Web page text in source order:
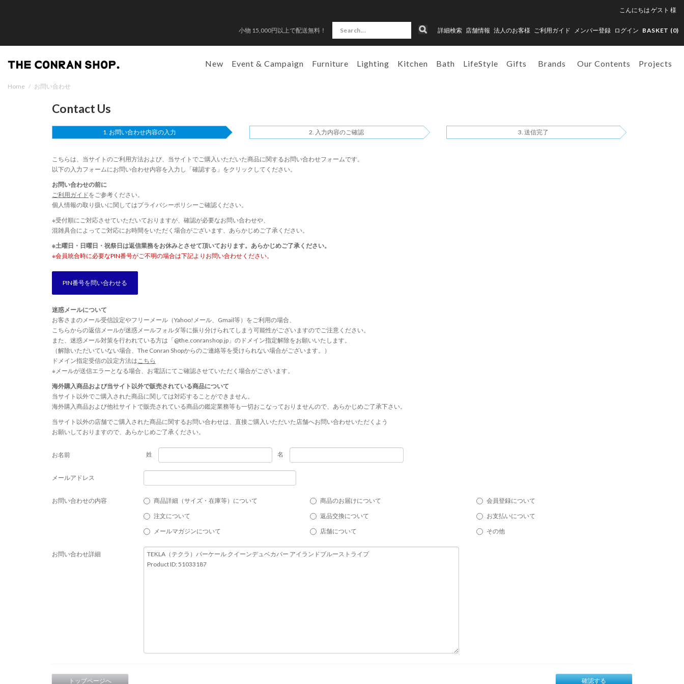
こんにちは ゲスト 様
小物 15,000円以上で配送無料！ 詳細検索 店舗情報 法人のお客様 ご利用ガイド メンバー登録 ログイン BASKET (0)
New Event & Campaign Furniture Lighting Kitchen Bath LifeStyle Gifts Brands Our Contents Projects
Home / お問い合わせ
Contact Us
お問い合わせ内容の入力 入力内容のご確認 送信完了
こちらは、当サイトのご利用方法および、当サイトでご購入いただいた商品に関するお問い合わせフォームです。
以下の入力フォームにお問い合わせ内容を入力し「確認する」をクリックしてください。
お問い合わせの前に
ご利用ガイドをご参考ください。
個人情報の取り扱いに関してはプライバシーポリシーご確認ください。
※受付順にご対応させていただいておりますが、確認が必要なお問い合わせや、
混雑具合によってご対応にお時間をいただく場合がございます、あらかじめご了承ください。
※土曜日・日曜日・祝祭日は返信業務をお休みとさせて頂いております。あらかじめご了承ください。
※会員統合時に必要なPIN番号がご不明の場合は下記よりお問い合わせください。
PIN番号を問い合わせる
迷惑メールについて
お客さまのメール受信設定やフリーメール（Yahoo!メール、Gmail等）をご利用の場合、
こちらからの返信メールが迷惑メールフォルダ等に振り分けられてしまう可能性がございますのでご注意ください。
また、迷惑メール対策を行われている方は「@the.conranshop.jp」のドメイン指定解除をお願いいたします。
（解除いただいていない場合、The Conran Shopからのご連絡等を受けられない場合がございます。）
ドメイン指定受信の設定方法はこちら
※メールが送信エラーとなる場合、お電話にてご確認させていただく場合がございます。
海外購入商品および当サイト以外で販売されている商品について
当サイト以外でご購入された商品に関しては対応することができません。
海外購入商品および他社サイトで販売されている商品の鑑定業務等も一切おこなっておりませんので、あらかじめご了承下さい。
当サイト以外の店舗でご購入された商品に関するお問い合わせは、直接ご購入いただいた店舗へお問い合わせいただくよう
お願いしておりますので、あらかじめご了承ください。
お名前 姓 名
メールアドレス
お問い合わせの内容 商品詳細（サイズ・在庫等）について 商品のお届けについて
会員登録について
注文について
返品交換について
お支払いについて
メールマガジンについて
店舗について その他
お問い合わせ詳細
確認する
トップページへ